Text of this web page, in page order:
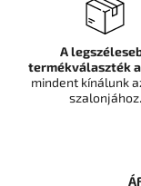
A
termékválaszték
mindent kínálunk
szalonjához.